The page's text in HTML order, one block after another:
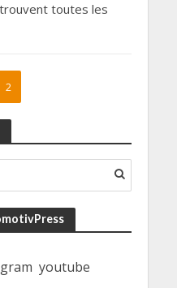
toutes les
2
youtube